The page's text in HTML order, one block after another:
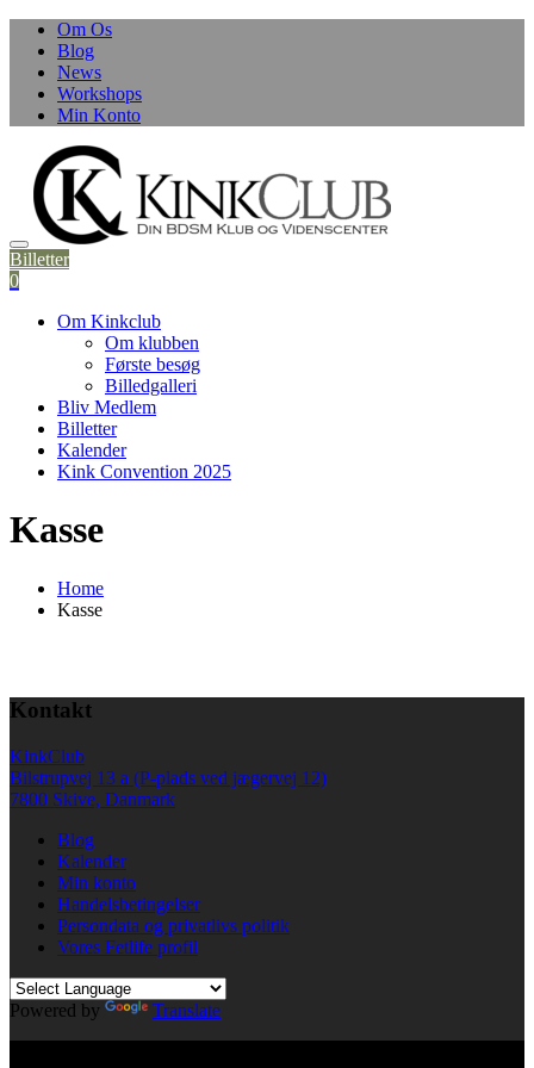
Skip
content
Om Os
Blog
News
Workshops
Min Konto
Billetter
0
Om Kinkclub
Om klubben
Første besøg
Billedgalleri
Bliv Medlem
Billetter
Kalender
Kink Convention 2025
Kasse
Home
Kasse
Kontakt
KinkClub
Bilstrupvej 13 a (P-plads ved jægervej 12)
7800 Skive, Danmark
Blog
Kalender
Min konto
Handelsbetingelser
Persondata og privatlivs politik
Vores Fetlife profil
Powered by
Translate